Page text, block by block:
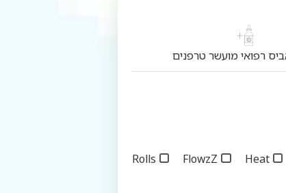
רפואי מועשר טרפנים
Heat
FlowzZ
Rolls